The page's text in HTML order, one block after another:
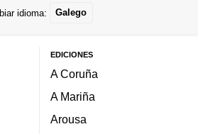
idioma: Galego
EDICIONES
A Coruña
A Mariña
Arousa